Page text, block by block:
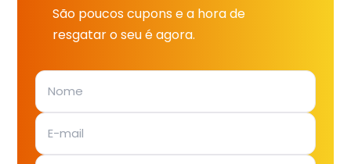
São poucos cupons e a hora de
resgatar o seu é agora.